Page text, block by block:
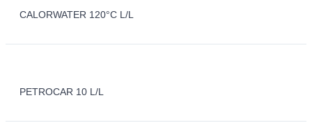
CALORWATER 120°C L/L
PETROCAR 10 L/L